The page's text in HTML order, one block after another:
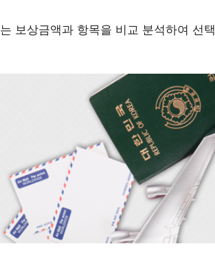
보상금액과 항목을 비교 분석하여 선택